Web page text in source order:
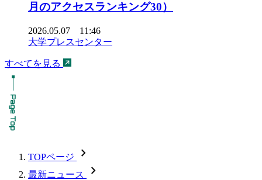
月のアクセスランキング30）
2026.05.07 11:46
大学プレスセンター
すべてを見る
TOPページ chevron_forward
最新ニュース chevron_forward